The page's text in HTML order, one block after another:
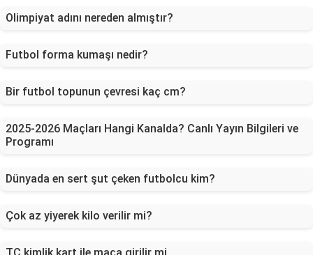
Olimpiyat adını nereden almıştır?
Futbol forma kumaşı nedir?
Bir futbol topunun çevresi kaç cm?
2025-2026 Maçları Hangi Kanalda? Canlı Yayın Bilgileri ve
Programı
Dünyada en sert şut çeken futbolcu kim?
Çok az yiyerek kilo verilir mi?